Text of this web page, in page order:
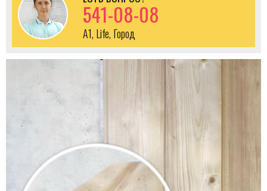
541-08-08
A1, Life, Город